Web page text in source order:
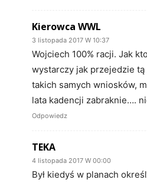
Kierowca WWL
3 listopada 2017 W 10:37
Wojciech 100% racji. Jak
wystarczy jak przejedzie
takich samych wniosków,
lata kadencji zabraknie….
Odpowiedz
TEKA
4 listopada 2017 W 00:00
Był kiedyś w planach